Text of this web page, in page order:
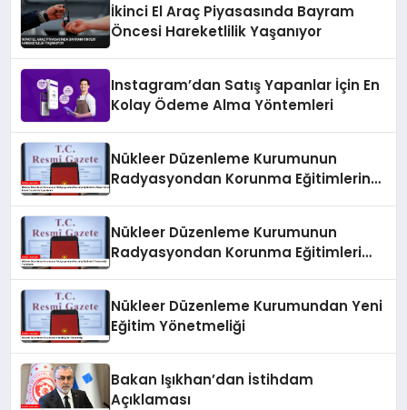
İkinci El Araç Piyasasında Bayram
Öncesi Hareketlilik Yaşanıyor
Instagram’dan Satış Yapanlar İçin En
Kolay Ödeme Alma Yöntemleri
Nükleer Düzenleme Kurumunun
Radyasyondan Korunma Eğitimlerine
Nükleer Düzenleme Kurumunun
Radyasyondan Korunma Eğitimleri
Nükleer Düzenleme Kurumundan Yeni
Eğitim Yönetmeliği
Bakan Işıkhan’dan İstihdam
Açıklaması